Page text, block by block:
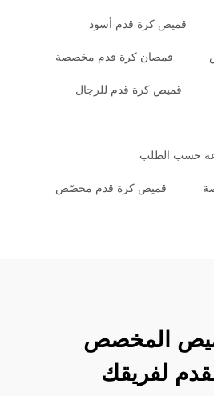
قميص كرة قدم أسود
قمصان كرة قدم مخصصة
قميص كرة قدم للرجال
حسب الطلب
قميص كرة قدم مخصّص
المخصص
لفريقك